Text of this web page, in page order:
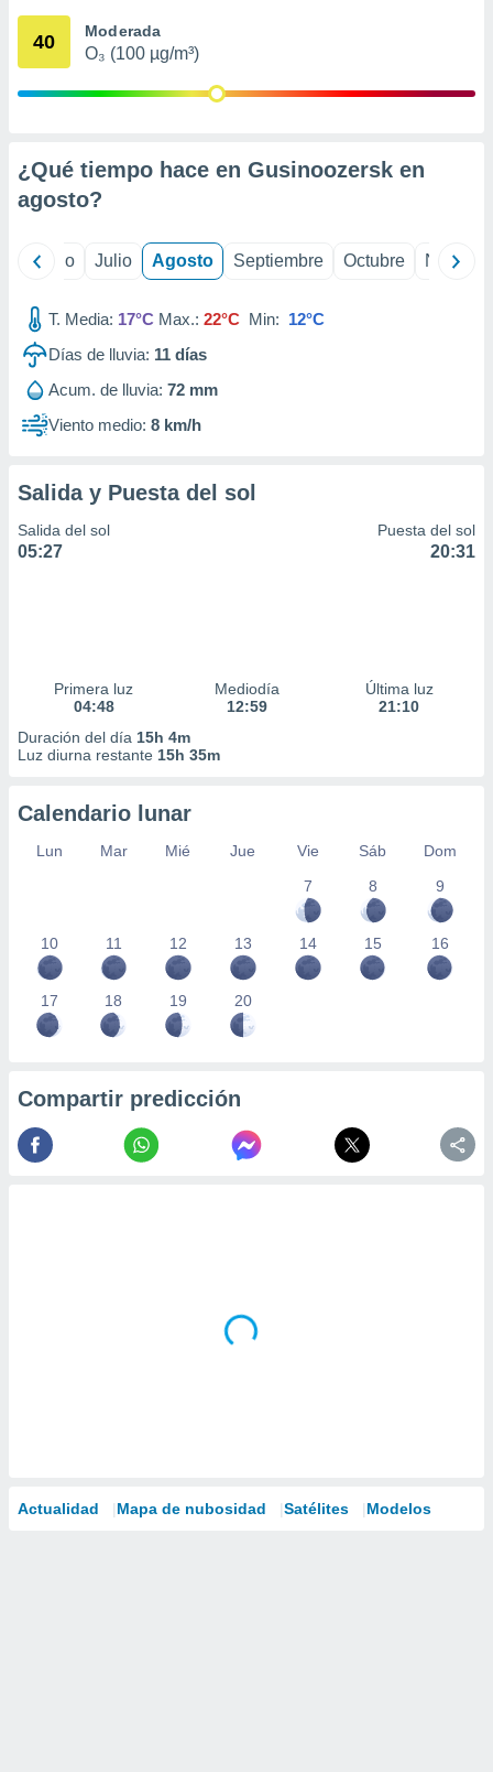
mediante
publicidad
1199
40 Moderada
O₃ (100 µg/m³)
¿Qué tiempo hace en Gusinoozersk en
agosto?
Junio Julio Agosto Septiembre Octubre
T. Media: 17°C Max.: 22°C Min: 12°C
Días de lluvia: 11 días
Acum. de lluvia: 72 mm
Viento medio: 8 km/h
Salida y Puesta del sol
Salida del sol
05:27
Puesta del sol
20:31
Primera luz
04:48
Mediodía
12:59
Última luz
21:10
Duración del día 15h 4m
Luz diurna restante 15h 35m
Calendario lunar
Lun Mar Mié Jue Vie Sáb
Dom
7
8 9
10 11 12 13 14 15 16
17 18 19 20
Compartir predicción
Actualidad Mapa de nubosidad Satélites Modelos